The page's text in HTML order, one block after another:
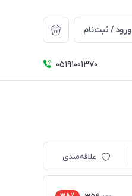
ورود / ثبت‌نام
05191001370
علاقه‌مندی